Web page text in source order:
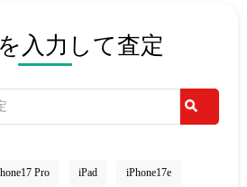
入力して査定
Pro iPad iPhone17e